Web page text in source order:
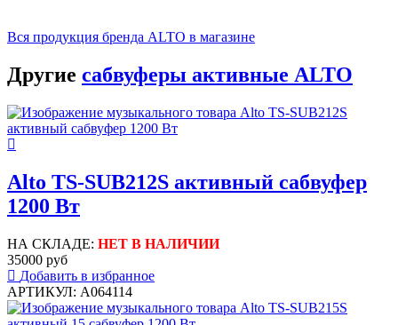
Вся продукция бренда ALTO в магазине
Другие сабвуферы активные ALTO
Alto TS-SUB212S активный сабвуфер
1200 Вт
НА СКЛАДЕ: НЕТ В НАЛИЧИИ
35000 руб
Добавить в избранное
АРТИКУЛ: A064114